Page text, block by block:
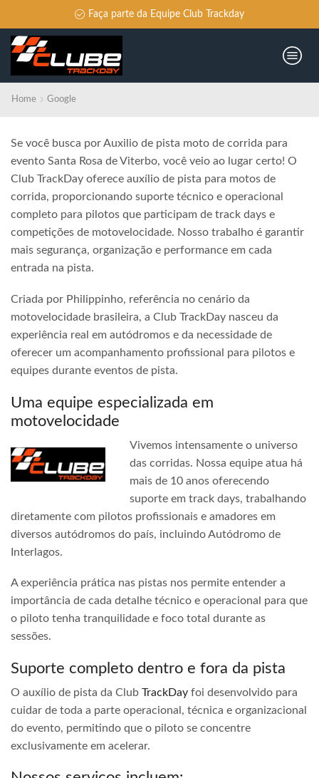
Faça parte da Equipe Club Trackday
Home Google
Se você busca por Auxilio de pista moto de corrida para
evento Santa Rosa de Viterbo, você veio ao lugar certo! O
Club TrackDay oferece auxílio de pista para motos de
corrida, proporcionando suporte técnico e operacional
completo para pilotos que participam de track days e
competições de motovelocidade. Nosso trabalho é garantir
mais segurança, organização e performance em cada
entrada na pista.
Criada por Philippinho, referência no cenário da
motovelocidade brasileira, a Club TrackDay nasceu da
experiência real em autódromos e da necessidade de
oferecer um acompanhamento profissional para pilotos e
equipes durante eventos de pista.
Uma equipe especializada em
motovelocidade
Vivemos intensamente o universo
das corridas. Nossa equipe atua há
mais de 10 anos oferecendo
suporte em track days, trabalhando
diretamente com pilotos profissionais e amadores em
diversos autódromos do país, incluindo Autódromo de
Interlagos.
A experiência prática nas pistas nos permite entender a
importância de cada detalhe técnico e operacional para que
o piloto tenha tranquilidade e foco total durante as
sessões.
Suporte completo dentro e fora da pista
O auxílio de pista da Club TrackDay foi desenvolvido para
cuidar de toda a parte operacional, técnica e organizacional
do evento, permitindo que o piloto se concentre
exclusivamente em acelerar.